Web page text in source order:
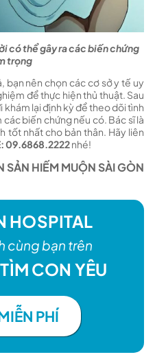
có thể gây ra các biến chứng
trọng
bạn nên chọn các cơ sở y tế uy
để thực hiện thủ thuật. Sau
khám lại định kỳ để theo dõi tình
biến chứng nếu có. Bác sĩ là
tốt nhất cho bản thân. Hãy liên
09.6868.2222nhé!
SẢN HIẾM MUỘN SÀI GÒN
HOSPITAL
cùng bạn trên
CON YÊU
PHÍ